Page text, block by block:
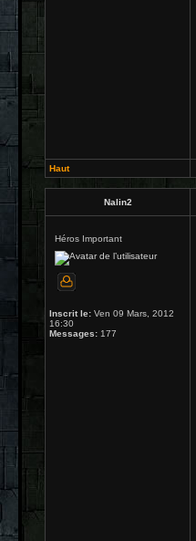
Haut
Nalin2
Héros Important
Inscrit le: Ven 09 Mars, 2012
16:30
Messages: 177